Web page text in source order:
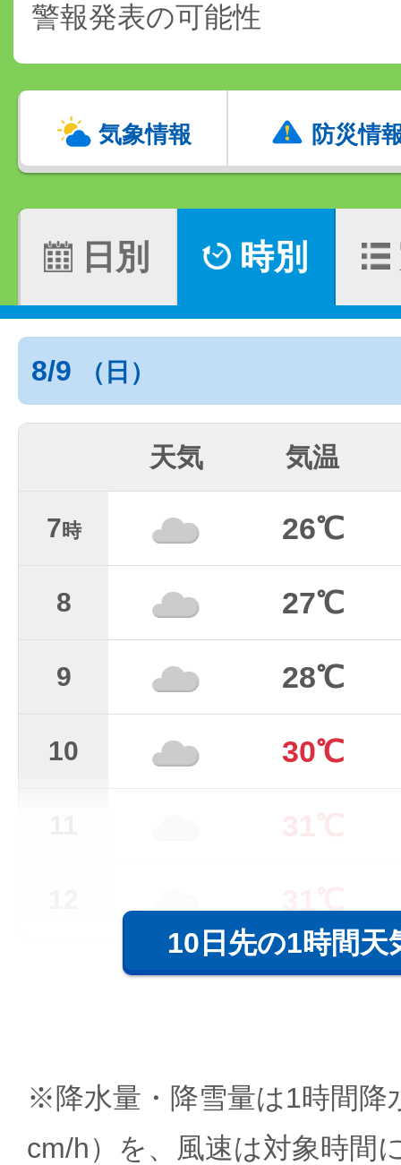
警報発表の可能性
気象情報 防災情
日別 時別
8/9 （日）
天気 気温
7時 26℃
8 27℃
9 28℃
10 30℃
10日先の1時間天
※降水量・降雪量は1時間降
cm/h）を、風速は対象時間